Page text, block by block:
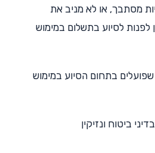
מסתבך, או לא מניב את
לפנות לסיוע בתשלום במימוש
שפועלים בתחום הסיוע במימוש
ביטוח ונזיקין